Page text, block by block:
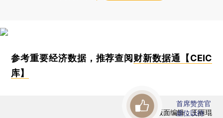
参考重要经济数据，推荐查阅 财新数据通【CEIC
库】
版面编辑：王丽琨
首席赞赏官
虚位以待